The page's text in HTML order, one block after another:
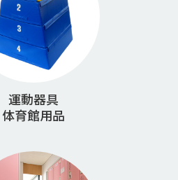
運動器具
体育館用品